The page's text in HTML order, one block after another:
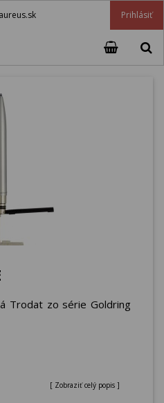
aureus.sk Prihlásiť
Trodat zo série Goldring
[ Zobraziť celý popis ]